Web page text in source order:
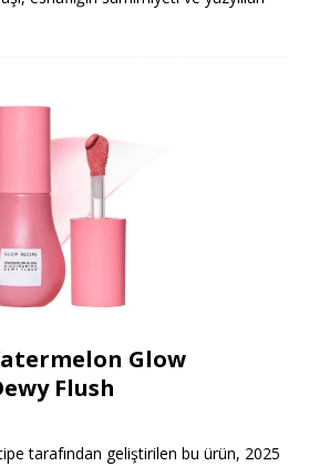
Glow
Flush
tarafından geliştirilen bu ürün, 2025